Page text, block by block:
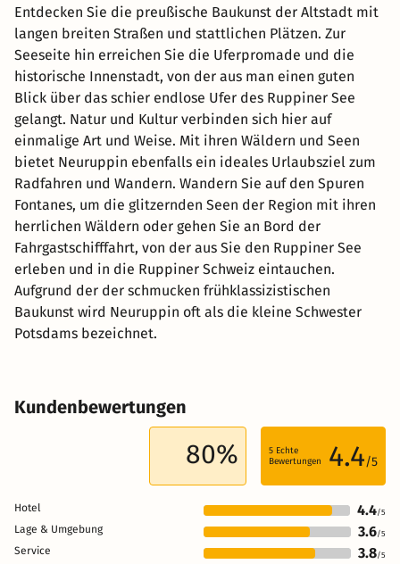
Entdecken Sie die preußische Baukunst der Altstadt mit
langen breiten Straßen und stattlichen Plätzen. Zur
Seeseite hin erreichen Sie die Uferpromade und die
historische Innenstadt, von der aus man einen guten
Blick über das schier endlose Ufer des Ruppiner See
gelangt. Natur und Kultur verbinden sich hier auf
einmalige Art und Weise. Mit ihren Wäldern und Seen
bietet Neuruppin ebenfalls ein ideales Urlaubsziel zum
Radfahren und Wandern. Wandern Sie auf den Spuren
Fontanes, um die glitzernden Seen der Region mit ihren
herrlichen Wäldern oder gehen Sie an Bord der
Fahrgastschifffahrt, von der aus Sie den Ruppiner See
erleben und in die Ruppiner Schweiz eintauchen.
Aufgrund der der schmucken frühklassizistischen
Baukunst wird Neuruppin oft als die kleine Schwester
Potsdams bezeichnet.
Kundenbewertungen
80% 5 Echte
Bewertungen
4.4/5
Hotel 4.4/5
Lage & Umgebung 3.6/5
Service 3.8/5